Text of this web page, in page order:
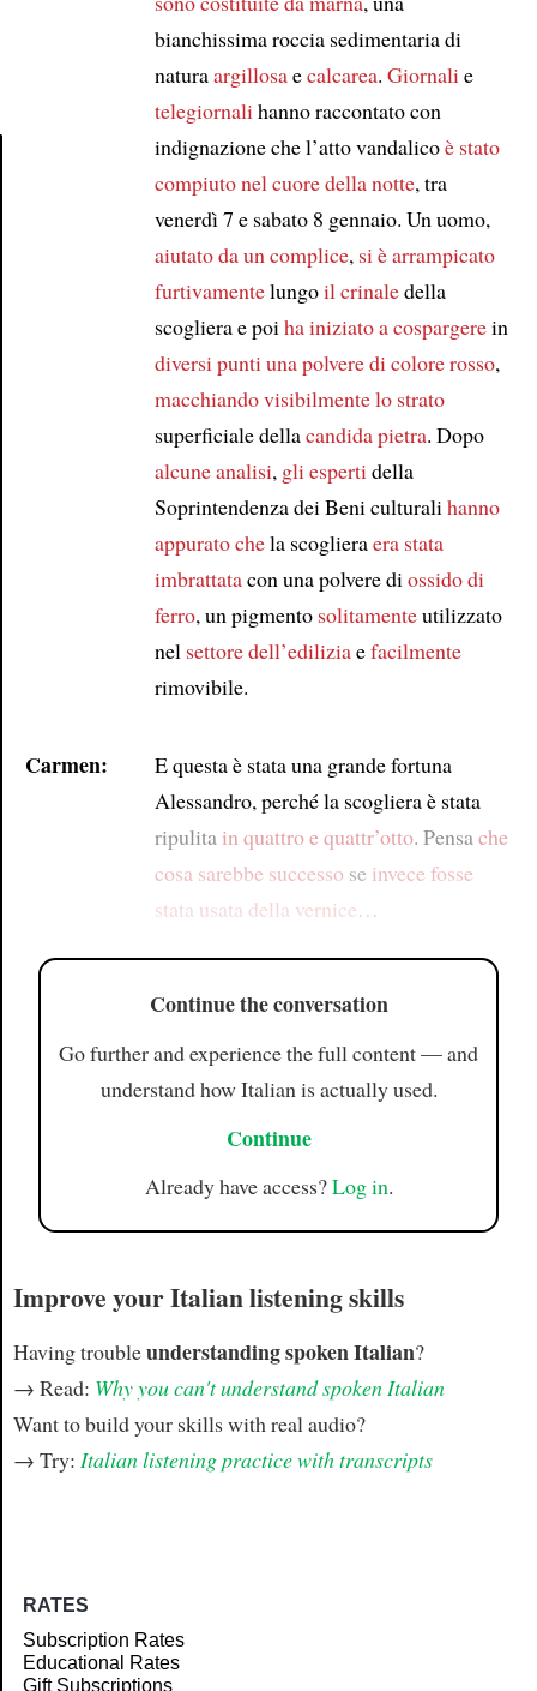
bianchissima roccia sedimentaria di
naturaargillosaecalcarea. Giornali e
telegiornali hanno raccontato con
indignazione che l’atto vandalicoè stato
compiutonel cuore della notte, tra
venerdì 7 e sabato 8 gennaio. Un uomo,
aiutato da un complice, si è arrampicato
furtivamentelungoil crinaledella
scogliera e poi ha iniziato a cospargerein
diversi punti una polvere di colore rosso,
macchiando visibilmentelo strato
superficiale dellacandida pietra. Dopo
alcune analisi, gli esperti della
Soprintendenza dei Beni culturali hanno
appurato chela scoglieraera stata
imbrattatacon una polvere di ossido di
ferro, un pigmento solitamenteutilizzato
nel settore dell’ediliziaefacilmente
rimovibile.
Carmen:
E questa è stata una grande fortuna
Alessandro, perché la scogliera è stata
ripulita in quattro e quattr’otto. Pensa che
cosa sarebbe successo se invece fosse
stata usata della vernice…
Continue the conversation
Go further and experience the full content — and
understand how Italian is actually used.
Continue
Already have access?Log in.
Improve your Italian listening skills
Having troubleunderstanding spoken Italian?
→ Read: Why you can't understand spoken Italian
Want to build your skills with real audio?
→ Try: Italian listening practice with transcripts
RATES
Subscription Rates
Educational Rates
Gift Subscriptions